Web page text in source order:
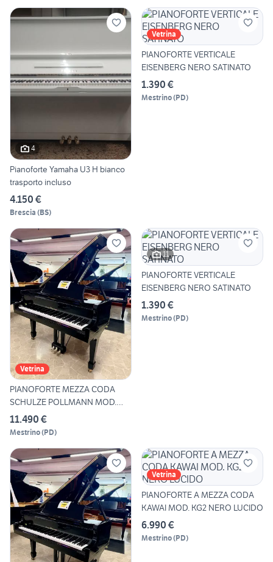
4
Pianoforte Yamaha U3 H bianco
trasporto incluso
4.150 €
Brescia (BS)
Vetrina
PIANOFORTE VERTICALE
EISENBERG NERO SATINATO
1.390 €
Mestrino(PD)
Vetrina
PIANOFORTE MEZZA CODA
SCHULZE POLLMANN MOD.
SU172H
11.490 €
Mestrino(PD)
11
PIANOFORTE VERTICALE
EISENBERG NERO SATINATO
1.390 €
Mestrino(PD)
Vetrina
PIANOFORTE A MEZZA CODA
KAWAI MOD. KG2 NERO LUCIDO
6.990 €
Mestrino(PD)